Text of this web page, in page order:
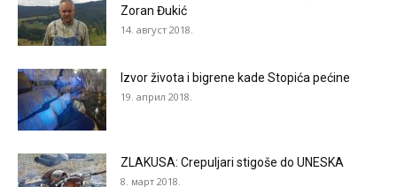
Zoran Đukić
14. август 2018.
Izvor života i bigrene kade Stopića pećine
19. април 2018.
ZLAKUSA: Crepuljari stigoše do UNESKA
8. март 2018.